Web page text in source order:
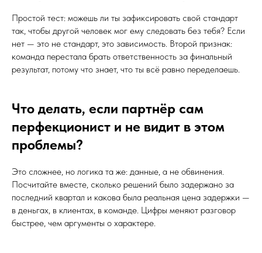
Простой тест: можешь ли ты зафиксировать свой стандарт
так, чтобы другой человек мог ему следовать без тебя? Если
нет — это не стандарт, это зависимость. Второй признак:
команда перестала брать ответственность за финальный
результат, потому что знает, что ты всё равно переделаешь.
Что делать, если партнёр сам
перфекционист и не видит в этом
проблемы?
Это сложнее, но логика та же: данные, а не обвинения.
Посчитайте вместе, сколько решений было задержано за
последний квартал и какова была реальная цена задержки —
в деньгах, в клиентах, в команде. Цифры меняют разговор
быстрее, чем аргументы о характере.